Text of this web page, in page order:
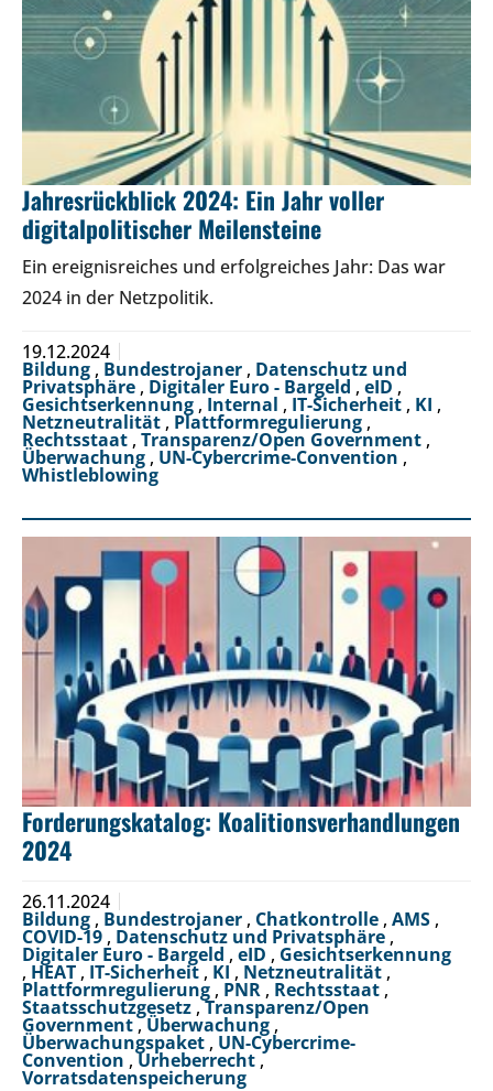
Jahresrückblick 2024: Ein Jahr voller
digitalpolitischer Meilensteine
Ein ereignisreiches und erfolgreiches Jahr: Das war
2024 in der Netzpolitik.
19.12.2024
Bildung , Bundestrojaner , Datenschutz und
Privatsphäre , Digitaler Euro - Bargeld , eID ,
Gesichtserkennung , Internal , IT-Sicherheit , KI ,
Netzneutralität , Plattformregulierung ,
Rechtsstaat , Transparenz/Open Government ,
Überwachung , UN-Cybercrime-Convention ,
Whistleblowing
Forderungskatalog: Koalitionsverhandlungen
2024
26.11.2024
Bildung , Bundestrojaner , Chatkontrolle , AMS ,
COVID-19 , Datenschutz und Privatsphäre ,
Digitaler Euro - Bargeld , eID , Gesichtserkennung
, HEAT , IT-Sicherheit , KI , Netzneutralität ,
Plattformregulierung , PNR , Rechtsstaat ,
Staatsschutzgesetz ,Transparenz/Open
Government,Überwachung ,
Überwachungspaket , UN-Cybercrime-
Convention ,Urheberrecht ,
Vorratsdatenspeicherung